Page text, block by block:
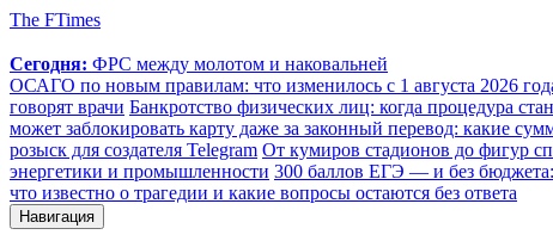
The FTimes
Сегодня: ФРС между молотом и наковальней
ОСАГО по новым правилам: что изменилось с 1 августа 2026
говорят врачи Банкротство физических лиц: когда процедура
может заблокировать карту даже за законный перевод: какие
розыск для создателя Telegram От кумиров стадионов до фигур
энергетики и промышленности 300 баллов ЕГЭ — и без бюджета:
что известно о трагедии и какие вопросы остаются без ответа
Навигация